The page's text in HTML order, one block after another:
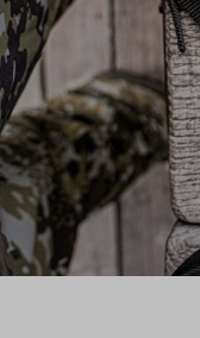
AUSRÜSTUNG